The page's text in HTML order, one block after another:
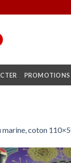
PROMOTIONS
coton